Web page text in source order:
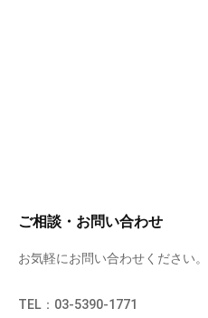
ご相談・お問い合わせ
お気軽にお問い合わせください。
TEL：03-5390-1771